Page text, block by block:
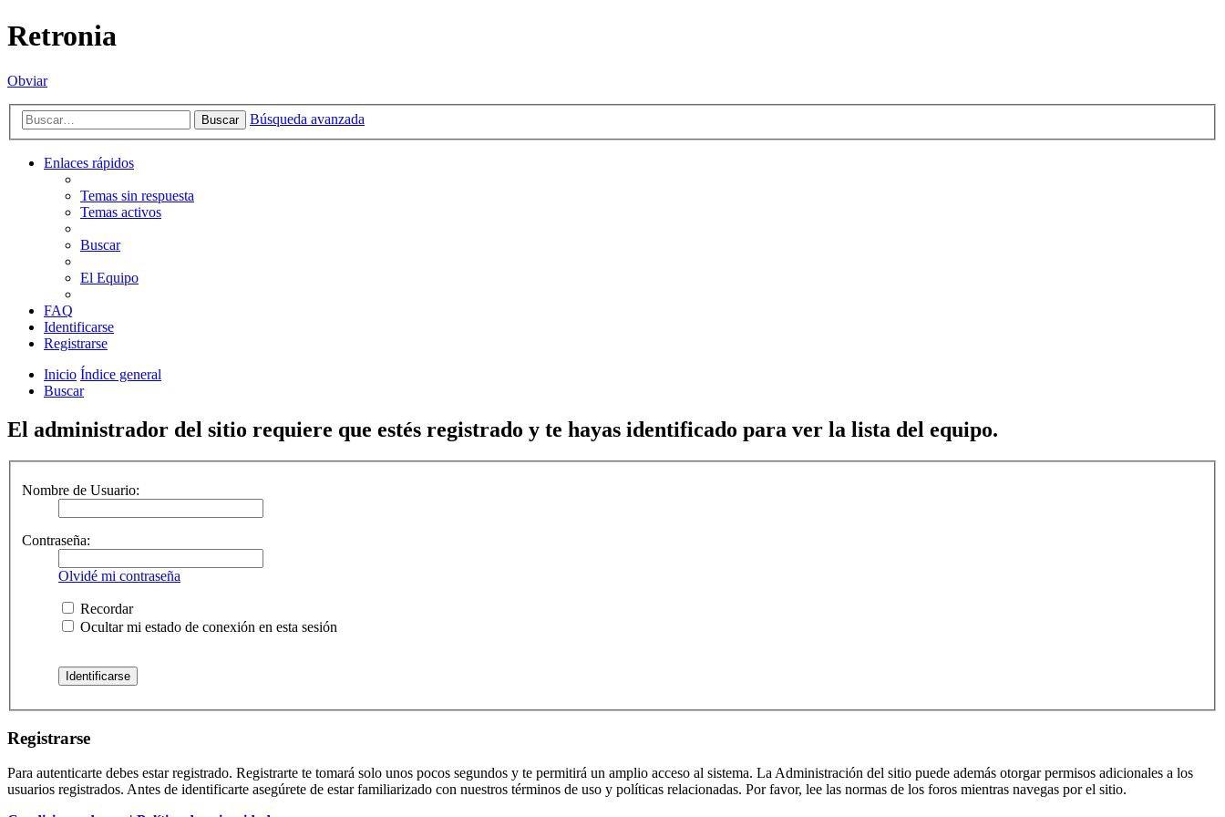
Retronia
Obviar
Buscar Búsqueda avanzada
Enlaces rápidos
Temas sin respuesta
Temas activos
Buscar
El Equipo
FAQ
Identificarse
Registrarse
Inicio Índice general
Buscar
El administrador del sitio requiere que estés registrado y te hayas identificado para ver la lista del equipo.
Nombre de Usuario:
Contraseña:
Olvidé mi contraseña
Recordar
Ocultar mi estado de conexión en esta sesión
Registrarse
Para autenticarte debes estar registrado. Registrarte te tomará solo unos pocos segundos y te permitirá un amplio acceso al sistema. La Administración del sitio puede además otorgar permisos adicionales a los
usuarios registrados. Antes de identificarte asegúrete de estar familiarizado con nuestros términos de uso y políticas relacionadas. Por favor, lee las normas de los foros mientras navegas por el sitio.